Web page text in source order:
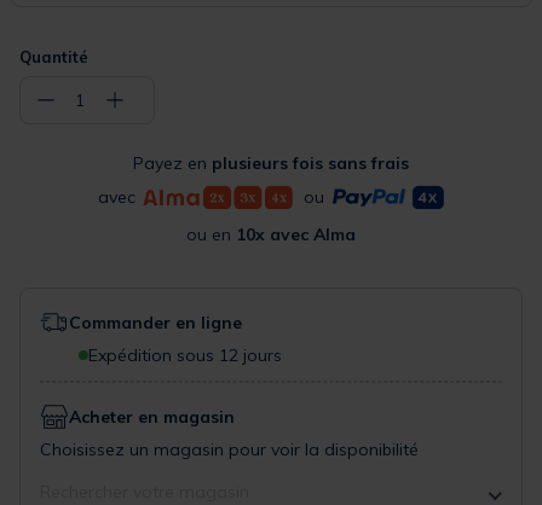
Quantité
− 1 +
Payez en plusieurs fois sans frais
avec
ou
ou en 10x avec Alma
Commander en ligne
Expédition sous 12 jours
Acheter en magasin
Choisissez un magasin pour voir la disponibilité